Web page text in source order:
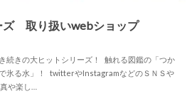
ズ 取り扱いwebショップ
続きの大ヒットシリーズ！ 触れる図鑑の「つか
氷る水」！ twitterやInstagramなどのＳＮＳや
や楽し…